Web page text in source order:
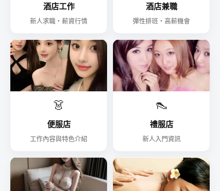
酒店工作
新人求職・薪資行情
酒店兼職
彈性排班・高薪機會
👗
便服店
工作內容與特色介紹
👠
禮服店
新人入門資訊